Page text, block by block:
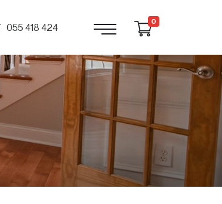
055 418 424
0